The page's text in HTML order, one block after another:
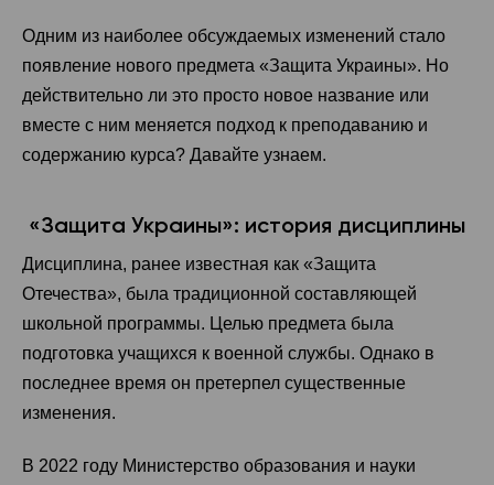
Одним из наиболее обсуждаемых изменений стало
появление нового предмета «Защита Украины». Но
действительно ли это просто новое название или
вместе с ним меняется подход к преподаванию и
содержанию курса? Давайте узнаем.
«Защита Украины»: история дисциплины
Дисциплина, ранее известная как «Защита
Отечества», была традиционной составляющей
школьной программы. Целью предмета была
подготовка учащихся к военной службы. Однако в
последнее время он претерпел существенные
изменения.
В 2022 году Министерство образования и науки